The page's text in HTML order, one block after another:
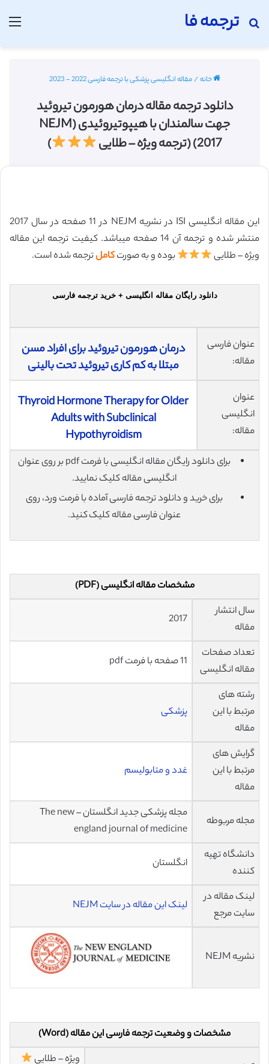
ترجمه فا
جستجو برای
خانه/مقاله انگلیسی پزشکی با ترجمه فارسی 2022 - 2023
دانلود ترجمه مقاله درمان هورمون تیروئید
جهت سالمندان با هیپوتیروئیدی (NEJM
2017) (ترجمه ویژه – طلایی
)
این مقاله انگلیسی ISI در نشریه NEJM در 11 صفحه در سال 2017
منتشر شده و ترجمه آن 14 صفحه میباشد. کیفیت ترجمه این مقاله
ویژه – طلایی
بوده و به صورتکاملترجمه شده است.
دانلود رایگان مقاله انگلیسی + خرید ترجمه فارسی
عنوان فارسی
مقاله:
درمان هورمون تیروئید برای افراد مسن
مبتلا به کم کاری تیروئید تحت بالینی
عنوان
انگلیسی
مقاله:
Thyroid Hormone Therapy for Older
Adults with Subclinical
Hypothyroidism
برای دانلود رایگان مقاله انگلیسی با فرمت pdf بر روی عنوان
انگلیسی مقاله کلیک نمایید.
برای خرید و دانلود ترجمه فارسی آماده با فرمت ورد، روی
عنوان فارسی مقاله کلیک کنید.
مشخصات مقاله انگلیسی (PDF)
سال انتشار
مقاله
2017
تعداد صفحات
مقاله انگلیسی
11 صفحه با فرمت pdf
رشته های
مرتبط با این
مقاله
پزشکی
گرایش های
مرتبط با این
مقاله
غدد و متابولیسم
مجله مربوطه
مجله پزشکی جدید انگلستان – The new
england journal of medicine
دانشگاه تهیه
کننده
انگلستان
لینک مقاله در
سایت مرجع
لینک این مقاله در سایت NEJM
نشریه NEJM
مشخصات و وضعیت ترجمه فارسی این مقاله (Word)
ویژه – طلایی